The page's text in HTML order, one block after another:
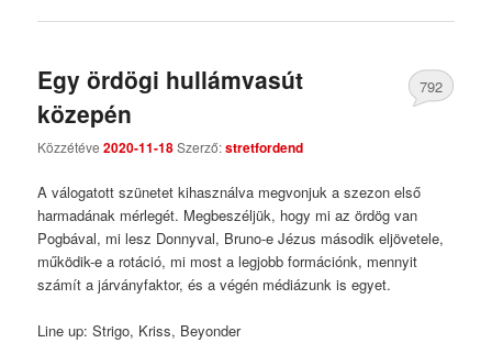
Egy ördögi hullámvasút
közepén
Közzétéve2020-11-18Szerző:stretfordend
792
A válogatott szünetet kihasználva megvonjuk a szezon első
harmadának mérlegét. Megbeszéljük, hogy mi az ördög van
Pogbával, mi lesz Donnyval, Bruno-e Jézus második eljövetele,
működik-e a rotáció, mi most a legjobb formációnk, mennyit
számít a járványfaktor, és a végén médiázunk is egyet.
Line up: Strigo, Kriss, Beyonder